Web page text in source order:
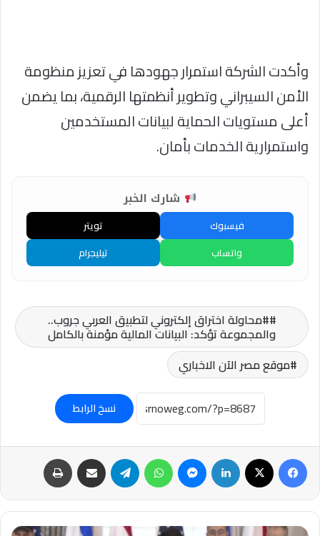
وأكدت الشركة استمرار جهودها في تعزيز منظومة
الأمن السيبراني وتطوير أنظمتها الرقمية، بما يضمن
أعلى مستويات الحماية لبيانات المستخدمين
واستمرارية الخدمات بأمان.
شارك الخبر
فيسبوك
تويتر
واتساب
تيليجرام
#محاولة اختراق إلكتروني لتطبيق العربي جروب..
والمجموعة تؤكد: البيانات المالية مؤمنة بالكامل
موقع مصر الآن الاخباري
نسخ الرابط
فيسبوك لينكدإن ماسنجر واتساب تيلقرام مشاركة عبر البريد
زلزال